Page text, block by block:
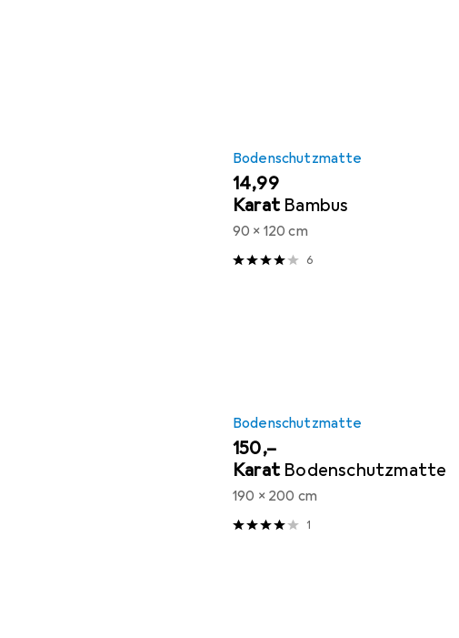
Bodenschutzmatte
EUR
14,99
Karat Bambus
90 x 120 cm
6
Bodenschutzmatte
EUR
150,–
Karat Bodenschutzmatte
190 x 200 cm
1